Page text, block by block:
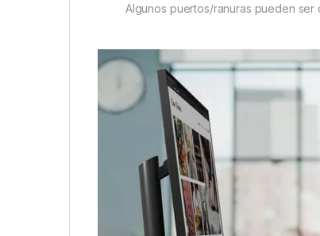
Algunos puertos/ranuras pueden ser